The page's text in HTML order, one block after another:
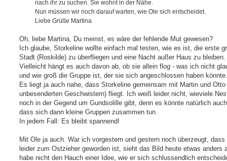
nach ihr zu suchen. Sie wohnt in der Nähe.
Nun müssen wir noch darauf warten, wie Ole sich entscheidet.
Liebe Grüße Martina
Oh, liebe Martina, Du meinst, es wäre der fehlende Mut gewesen?
Ich glaube, Storkeline wollte einfach mal testen, wie es ist, die erste
Stadt (Roskilde) zu überfliegen und eine Nacht außer Haus zu bleiben.
Vielleicht hängt es auch davon ab, ob sie allein flog - was ich nicht
und wie groß die Gruppe ist, der sie sich angeschlossen haben könnte.
Es liegt ja auch nahe, dass Storkeline gemeinsam mit Martin und Otto
unbesenderten Geschwistern) fliegt. Ich weiß leider nicht, wieviele
noch in der Gegend um Gundsolille gibt, denn es könnte natürlich
dass sich dann kleine Gruppen zusammen tun.
In jedem Fall: Es bleibt spannend!
Mit Ole ja auch. War ich vorgestern und gestern noch überzeugt, dass
leider zum Ostzieher geworden ist, sieht das Bild heute etwas anders
habe nicht den Hauch einer Idee, wie er sich schlussendlich